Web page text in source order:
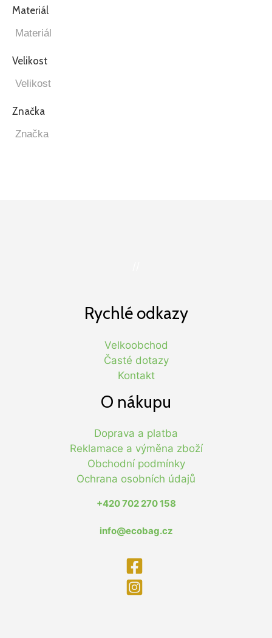
Materiál
Velikost
Značka
Rychlé odkazy
Velkoobchod
Časté dotazy
Kontakt
O nákupu
Doprava a platba
Reklamace a výměna zboží
Obchodní podmínky
Ochrana osobních údajů
+420 702 270 158
info@ecobag.cz